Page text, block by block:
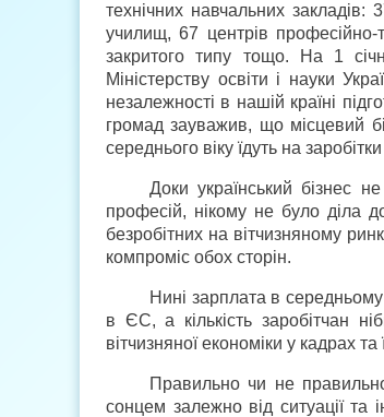
технічних навчальних
училищ, 67 центрів професійно-
закритого типу тощо. На 1
Міністерству освіти і науки
незалежності в нашій країні
громад зауважив, що місцевий
середнього віку їдуть на
Доки український бізнес
професій, нікому не було діла
безробітних на вітчизняному
компроміс обох сторін.
Нині зарплата в
в ЄС, а кількість заробітчан
вітчизняної економіки у кадрах
Правильно чи не
сонцем залежно від ситуації та